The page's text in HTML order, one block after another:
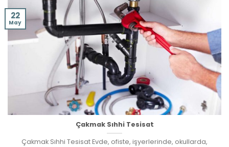
Çakmak Sıhhi Tesisat
Çakmak Sıhhi Tesisat Evde, ofiste, işyerlerinde, okullarda,
22
May